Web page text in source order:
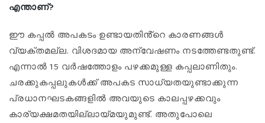
എന്താണ്?
ഈ കപ്പൽ അപകടം ഉണ്ടായതിൻ്റെ കാരണങ്ങൾ
വ്യക്തമല്ല. വിശദമായ അന്വേഷണം നടത്തേണ്ടതുണ്ട്.
എന്നാൽ 15 വർഷത്തോളം പഴക്കമുള്ള കപ്പലാണിതും.
ചരക്കുകപ്പലുകൾക്ക് അപകട സാധ്യതയുണ്ടാക്കുന്ന
പ്രധാനഘടകങ്ങളിൽ അവയുടെ കാലപ്പഴക്കവും
കാര്യക്ഷമതയില്ലായ്മയുമുണ്ട്. അതുപോലെ